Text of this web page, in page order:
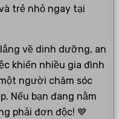
trẻ nhỏ ngay tại
về dinh dưỡng, an
khiến nhiều gia đình
người chăm sóc
Nếu bạn đang nằm
phải đơn độc! 💙